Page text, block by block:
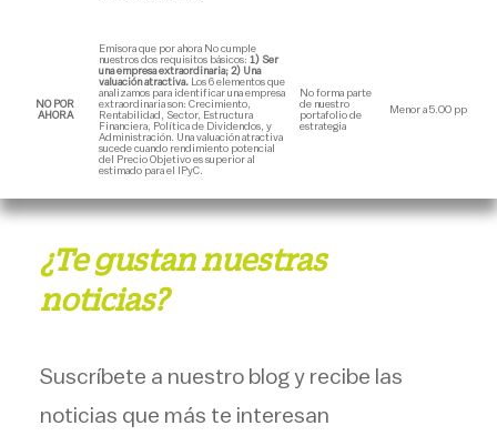
NO POR
AHORA
Emisora que por ahora No cumple
nuestros dos requisitos básicos: 1) Ser
una empresa extraordinaria; 2) Una
valuación atractiva. Los 6 elementos que
analizamos para identificar una empresa
extraordinaria son: Crecimiento,
Rentabilidad, Sector, Estructura
Financiera, Política de Dividendos, y
Administración. Una valuación atractiva
sucede cuando rendimiento potencial
del Precio Objetivo es superior al
estimado para el IPyC.
No forma parte
de nuestro
portafolio de
estrategia
Menor a 5.00 pp
¿Te gustan nuestras
noticias?
Suscríbete a nuestro blog y recibe las
noticias que más te interesan